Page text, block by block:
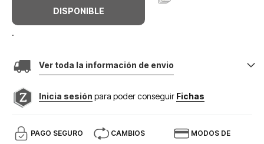
DISPONIBLE
.
Ver toda la información de envio
Inicia sesión para poder conseguir Fichas
PAGO SEGURO CAMBIOS MODOS DE